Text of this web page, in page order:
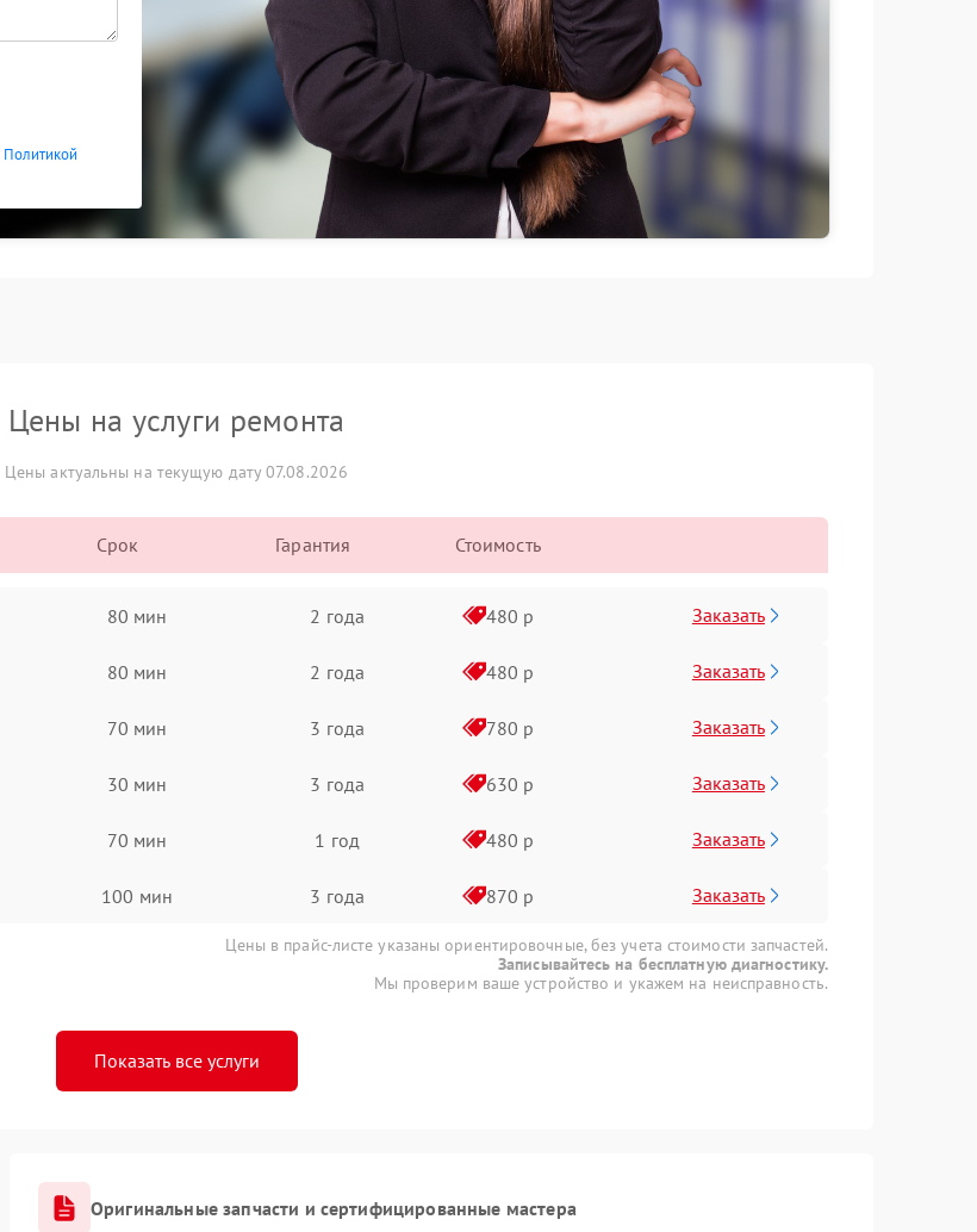
Политикой
Цены на услуги ремонта
Цены актуальны на текущую дату 07.08.2026
Срок Гарантия Стоимость
80 мин 2 года 480 р Заказать
80 мин 2 года 480 р Заказать
70 мин 3 года 780 р Заказать
30 мин 3 года 630 р Заказать
70 мин 1 год 480 р Заказать
100 мин 3 года 870 р Заказать
Цены в прайс-листе указаны ориентировочные, без учета стоимости запчастей.
Записывайтесь на бесплатную диагностику.
Мы проверим ваше устройство и укажем на неисправность.
Показать все услуги
Оригинальные запчасти и сертифицированные мастера